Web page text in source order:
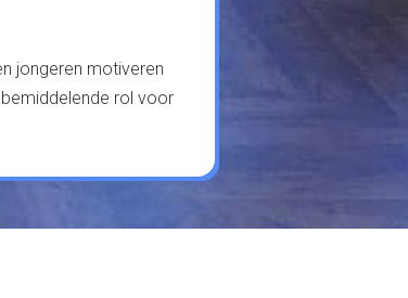
jongeren motiveren
rol voor